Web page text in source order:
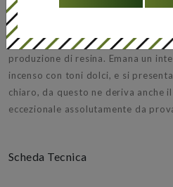
di cannabis sative che indiche.
Nonostante sia un autofiorente,
con un periodo di fioritura di circa
produzione di resina. Emana un
incenso con toni dolci, e si
chiaro, da questo ne deriva anche
eccezionale assolutamente da
Scheda Tecnica